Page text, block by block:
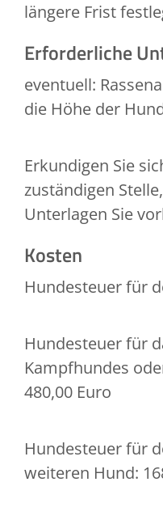
längere Frist
Erforderliche
eventuell:
die Höhe der
Erkundigen Sie
zuständigen
Unterlagen Sie
Kosten
Hundesteuer für
Hundesteuer für
Kampfhundes
480,00 Euro
Hundesteuer für
weiteren Hund: